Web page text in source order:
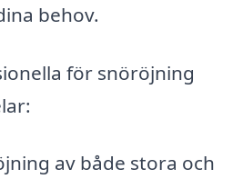
behov.
för snöröjning
av både stora och